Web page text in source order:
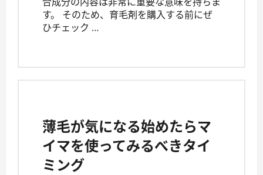
す。 そのため、育毛剤を購入する前にぜ
ひチェック …
薄毛が気になる始めたらマ
イマを使ってみるべきタイ
ミング